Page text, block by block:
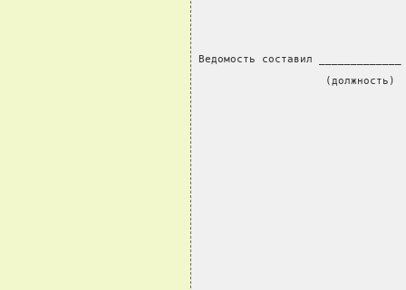
Ведомость составил
(должность)